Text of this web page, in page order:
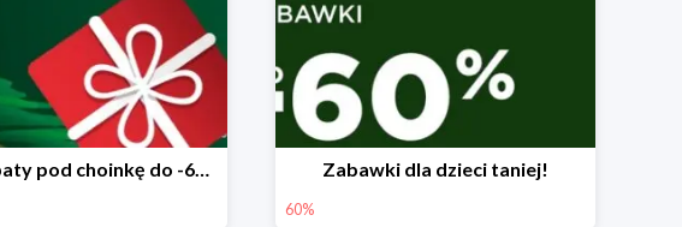
Mega rabaty pod choinkę do -60% Zabawki dla dzieci taniej!
60%